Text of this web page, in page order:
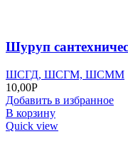
Шуруп
ШСГД, ШСГМ, ШСММ
10,00Р
Добавить в избранное
В корзину
Quick view